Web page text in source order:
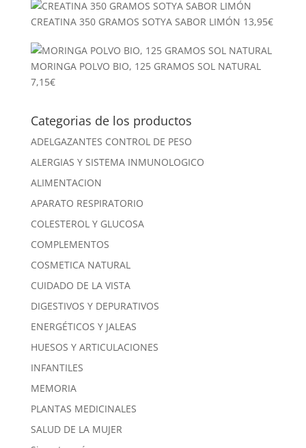
original
era:
actual
es:
CREATINA 350 GRAMOS SOTYA SABOR LIMÓN 13,95€
MORINGA POLVO BIO, 125 GRAMOS SOL NATURAL
7,15€
Categorias de los productos
ADELGAZANTES CONTROL DE PESO
ALERGIAS Y SISTEMA INMUNOLOGICO
ALIMENTACION
APARATO RESPIRATORIO
COLESTEROL Y GLUCOSA
COMPLEMENTOS
COSMETICA NATURAL
CUIDADO DE LA VISTA
DIGESTIVOS Y DEPURATIVOS
ENERGÉTICOS Y JALEAS
HUESOS Y ARTICULACIONES
INFANTILES
MEMORIA
PLANTAS MEDICINALES
SALUD DE LA MUJER